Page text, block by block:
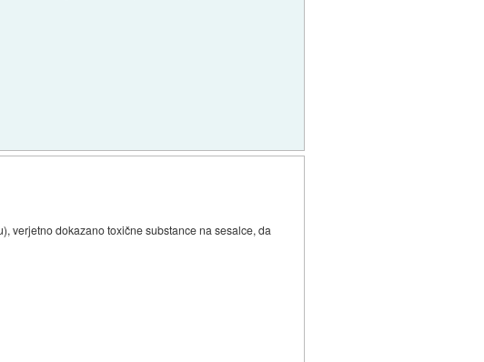
verjetno dokazano toxične substance na sesalce, da